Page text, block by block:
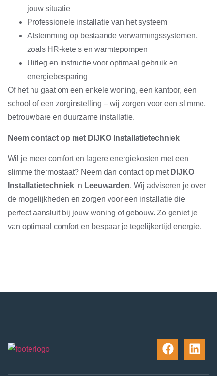
jouw situatie
Professionele installatie van het systeem
Afstemming op bestaande verwarmingssystemen,
zoals HR-ketels en warmtepompen
Uitleg en instructie voor optimaal gebruik en
energiebesparing
Of het nu gaat om een enkele woning, een kantoor, een
school of een zorginstelling – wij zorgen voor een slimme,
betrouwbare en duurzame installatie.
Neem contact op met DIJKO Installatietechniek
Wil je meer comfort en lagere energiekosten met een
slimme thermostaat? Neem dan contact op met DIJKO
Installatietechniek in Leeuwarden. Wij adviseren je over
de mogelijkheden en zorgen voor een installatie die
perfect aansluit bij jouw woning of gebouw. Zo geniet je
van optimaal comfort en bespaar je tegelijkertijd energie.